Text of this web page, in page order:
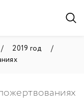
2019 год